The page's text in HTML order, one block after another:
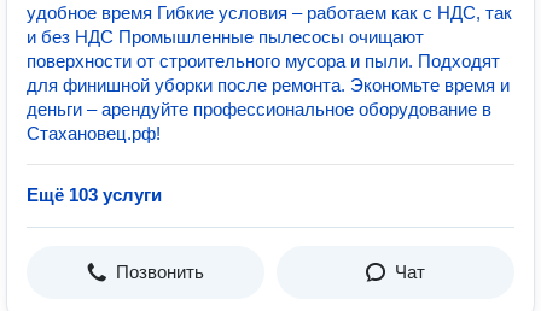
удобное время Гибкие условия – работаем как с НДС, так
и без НДС Промышленные пылесосы очищают
поверхности от строительного мусора и пыли. Подходят
для финишной уборки после ремонта. Экономьте время и
деньги – арендуйте профессиональное оборудование в
Стахановец.рф!
Ещё 103 услуги
Позвонить Чат